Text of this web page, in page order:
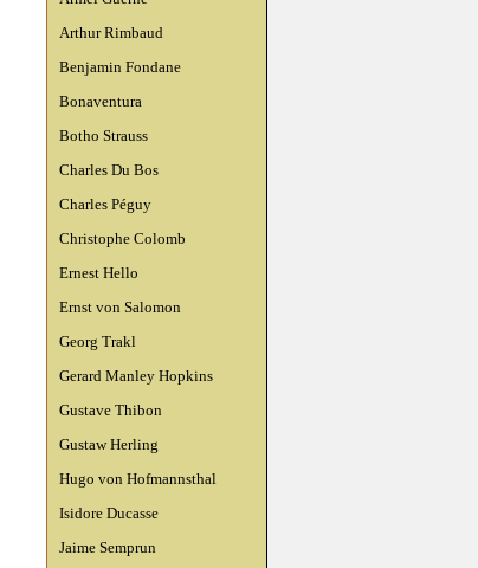
Arthur Rimbaud
Benjamin Fondane
Bonaventura
Botho Strauss
Charles Du Bos
Charles Péguy
Christophe Colomb
Ernest Hello
Ernst von Salomon
Georg Trakl
Gerard Manley Hopkins
Gustave Thibon
Gustaw Herling
Hugo von Hofmannsthal
Isidore Ducasse
Jaime Semprun